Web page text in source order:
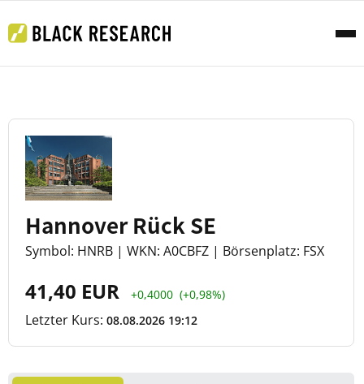
Hannover Rück SE
Symbol: HNRB | WKN: A0CBFZ | Börsenplatz: FSX
41,40 EUR +0,4000 (+0,98%)
Letzter Kurs: 08.08.2026 19:12